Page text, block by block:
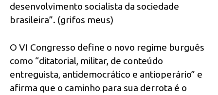
desenvolvimento socialista da sociedade
brasileira”. (grifos meus)
O VI Congresso define o novo regime burguês
como “ditatorial, militar, de conteúdo
entreguista, antidemocrático e antioperário” e
afirma que o caminho para sua derrota é o